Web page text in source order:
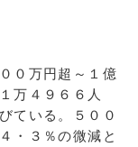
０万円超～１億
万４９６６人
ている。５００
・３％の微減と